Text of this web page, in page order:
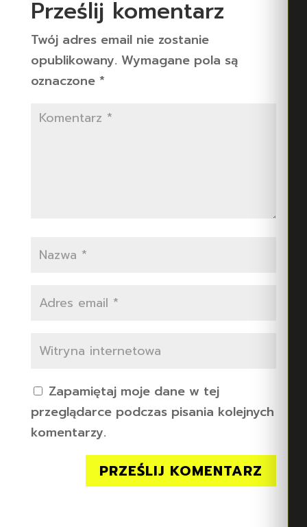
Prześlij komentarz
Twój adres email nie zostanie
opublikowany. Wymagane pola są
oznaczone *
Zapamiętaj moje dane w tej
przeglądarce podczas pisania kolejnych
komentarzy.